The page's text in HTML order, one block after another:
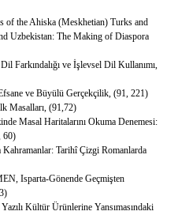
of the Ahiska (Meskhetian) Turks and
Uzbekistan: The Making of Diaspora
Farkındalığı ve İşlevsel Dil Kullanımı,
ve Büyülü Gerçekçilik, (91, 221)
Masalları, (91,72)
Masal Haritalarını Okuma Denemesi:
60)
Kahramanlar: Tarihî Çizgi Romanlarda
Isparta-Gönende Geçmişten
Kültür Ürünlerine Yansımasındaki